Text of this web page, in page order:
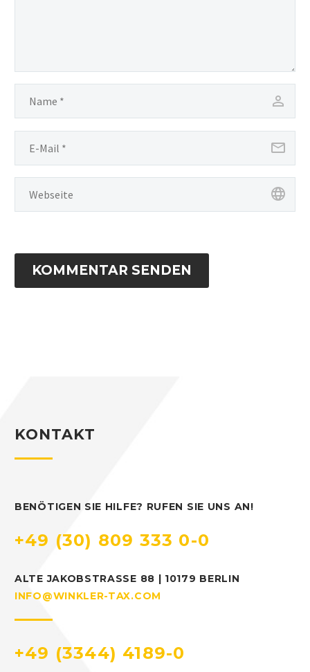
KOMMENTAR SENDEN
KONTAKT
BENÖTIGEN SIE HILFE? RUFEN SIE UNS AN!
+49 (30) 809 333 0-0
ALTE JAKOBSTRASSE 88 | 10179 BERLIN
INFO@WINKLER-TAX.COM
+49 (3344) 4189-0